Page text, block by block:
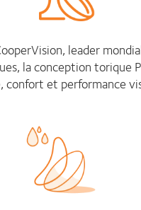
leader
la conception torique
confort et performance